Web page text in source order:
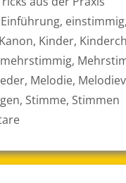
Einführung, einstimmig,
Kanon, Kinder,
mehrstimmig,
, Melodie,
, Stimme, Stimmen